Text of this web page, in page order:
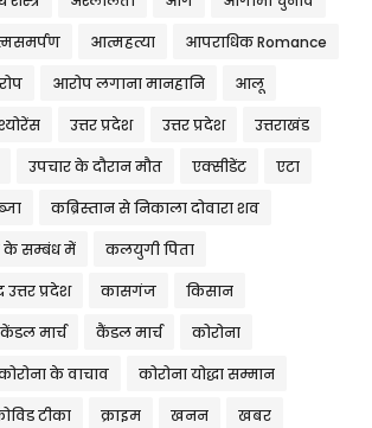
आत्महत्या आपराधिक Romance
आरोप लगाना मानहानि आलू
उत्तर प्रदेश उत्तर प्रदेश उत्तराखंड
उपचार के दौरान मौत एक्सीडेंट एटा
कब्रिस्तान से निकाला दोवारा शव
के सम्बंध में कलयुगी पिता
प्रदेश कासगंज किसान
केंडल मार्च कैंडल मार्च कोरोना
के वाचाव कोरोना योद्धा सम्मान
टीका क्राइम खनन खबर